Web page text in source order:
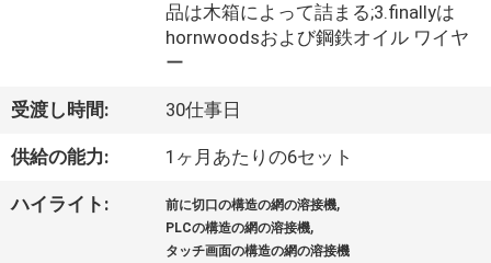
い
て
品は木箱によって詰まる;3.finallyは
hornwoodsおよび鋼鉄オイル ワイヤ
ー
受渡し時間: 30仕事日
供給の能力: 1ヶ月あたりの6セット
ハイライト: 前に切口の構造の網の溶接機,
PLCの構造の網の溶接機,
タッチ画面の構造の網の溶接機